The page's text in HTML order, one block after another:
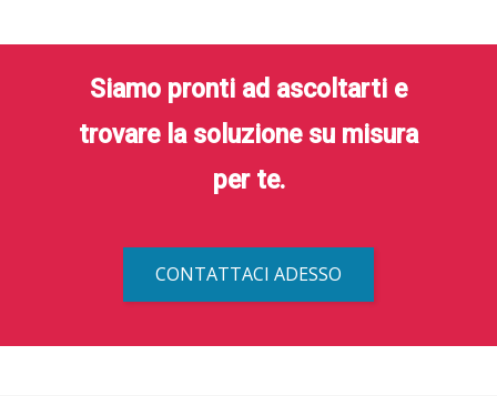
Siamo pronti ad ascoltarti e
trovare la soluzione su misura
per te.
CONTATTACI ADESSO